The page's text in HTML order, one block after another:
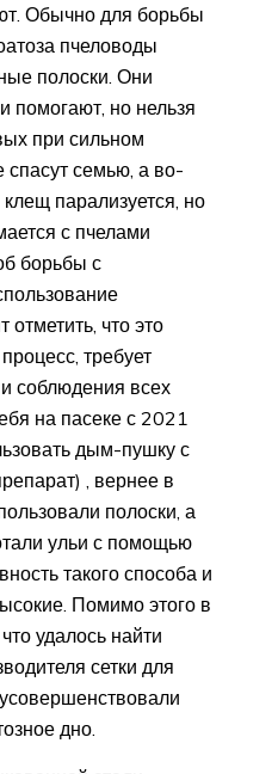
Обычно для борьбы
пчеловоды
полоски. Они
помогают, но нельзя
при сильном
спасут семью, а во-
парализуется, но
с пчелами
борьбы с
что это
требует
соблюдения всех
на пасеке с 2021
дым-пушку с
, вернее в
полоски, а
ульи с помощью
такого способа и
Помимо этого в
удалось найти
сетки для
дно.